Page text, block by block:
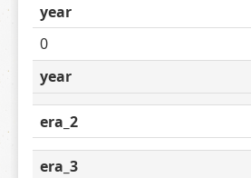
year
0
year
era_2
era_3